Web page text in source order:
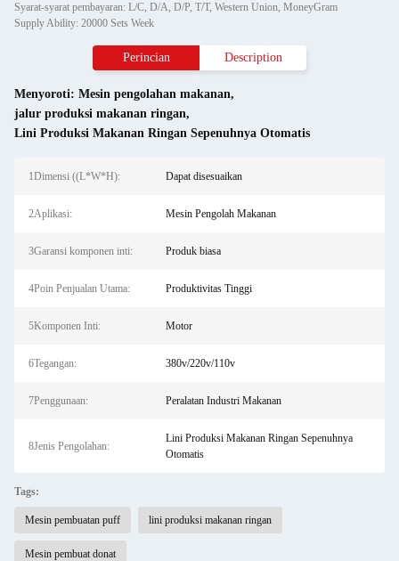
Syarat-syarat pembayaran: L/C, D/A, D/P, T/T, Western Union, MoneyGram
Supply Ability: 20000 Sets Week
Perincian Description
Menyoroti: Mesin pengolahan makanan,
jalur produksi makanan ringan,
Lini Produksi Makanan Ringan Sepenuhnya Otomatis
1Dimensi ((L*W*H): Dapat disesuaikan
2Aplikasi: Mesin Pengolah Makanan
3Garansi komponen inti: Produk biasa
4Poin Penjualan Utama: Produktivitas Tinggi
5Komponen Inti: Motor
6Tegangan: 380v/220v/110v
7Penggunaan: Peralatan Industri Makanan
8Jenis Pengolahan:
Lini Produksi Makanan Ringan Sepenuhnya
Otomatis
Tags:
Mesin pembuatan puff lini produksi makanan ringan
Mesin pembuat donat